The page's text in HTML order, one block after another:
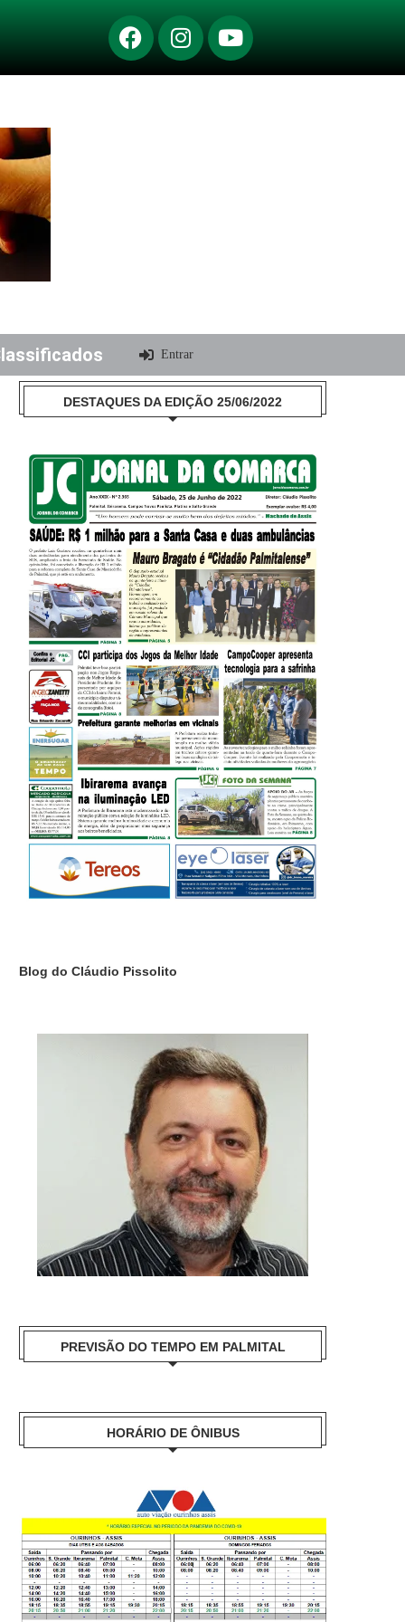
Entrar
DESTAQUES DA EDIÇÃO 25/06/2022
Blog do Cláudio Pissolito
PREVISÃO DO TEMPO EM PALMITAL
HORÁRIO DE ÔNIBUS